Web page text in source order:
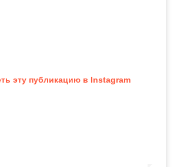
эту публикацию в Instagram